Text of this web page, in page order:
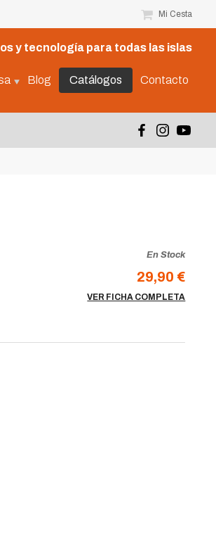
Mi Cesta
y tecnología para todas las islas
Blog Catálogos Contacto
En Stock
29,90 €
VER FICHA COMPLETA